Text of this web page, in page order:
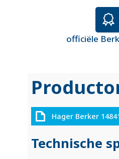
officiële
Hager Berker
Technische